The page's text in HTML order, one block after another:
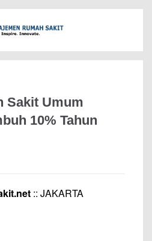
Sakit Umum
10% Tahun
:: JAKARTA